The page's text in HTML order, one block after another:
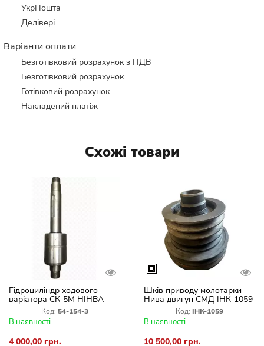
УкрПошта
Делівері
Варіанти оплати
Безготівковий розрахунок з ПДВ
Безготівковий розрахунок
Готівковий розрахунок
Накладений платіж
Схожі товари
Гідроциліндр ходового
варіатора СК-5М НІНВА
(граната) 54-154-3
Код: 54-154-3
В наявності
4 000,00 грн.
Шків приводу молотарки
Нива двигун СМД ІНК-1059
Код: ІНК-1059
В наявності
10 500,00 грн.